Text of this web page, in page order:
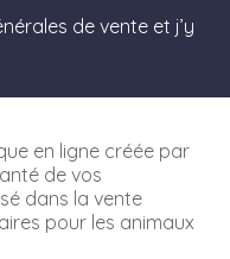
de vente et j’y
en ligne créée par
de vos
dans la vente
pour les animaux